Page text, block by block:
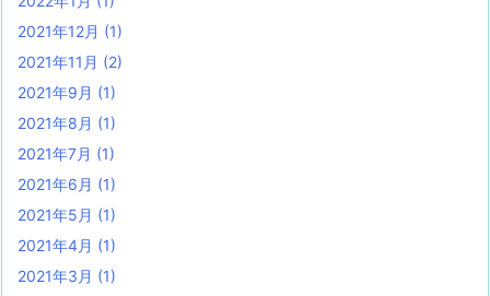
2021年12月 (1)
2021年11月 (2)
2021年9月 (1)
2021年8月 (1)
2021年7月 (1)
2021年6月 (1)
2021年5月 (1)
2021年4月 (1)
2021年3月 (1)